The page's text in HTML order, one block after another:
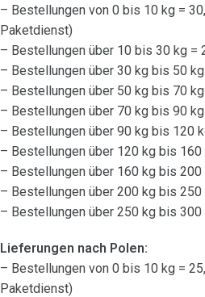
– Bestellungen von 0 bis 10 kg =
Paketdienst)
– Bestellungen über 10 bis 30 kg =
– Bestellungen über 30 kg bis 50
– Bestellungen über 50 kg bis 70
– Bestellungen über 70 kg bis 90
– Bestellungen über 90 kg bis 120
– Bestellungen über 120 kg bis 160
– Bestellungen über 160 kg bis 200
– Bestellungen über 200 kg bis 250
– Bestellungen über 250 kg bis 300
Lieferungen nach Polen:
– Bestellungen von 0 bis 10 kg =
Paketdienst)